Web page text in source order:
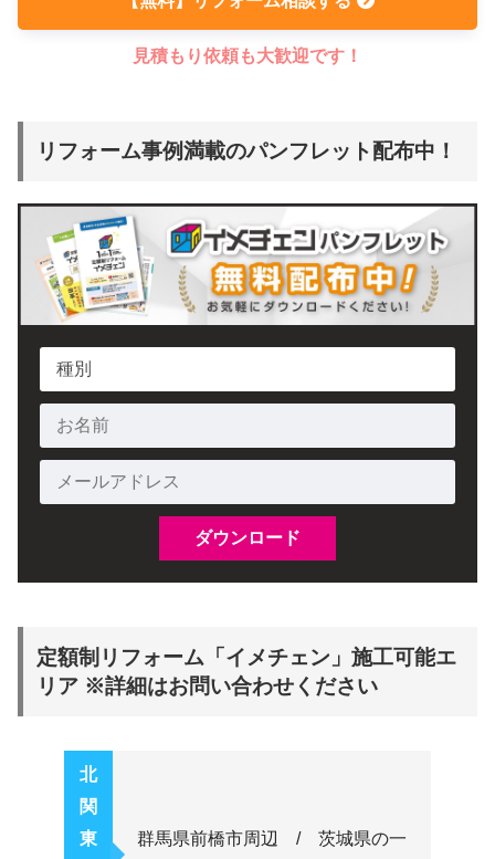
見積もり依頼も大歓迎です！
リフォーム事例満載のパンフレット配布中！
定額制リフォーム「イメチェン」施工可能エ
リア ※詳細はお問い合わせください
北
関
東
群馬県前橋市周辺 / 茨城県の一